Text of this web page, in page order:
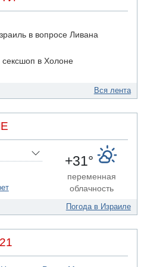
в вопросе Ливана
сексшоп в Холоне
НПЗ
системы противоракетной
срочно сдавать кровь
Гилад Эрдан объявит в
партии
выбросило тело
Вся лента
+31°
переменная
облачность
Погода в Израиле